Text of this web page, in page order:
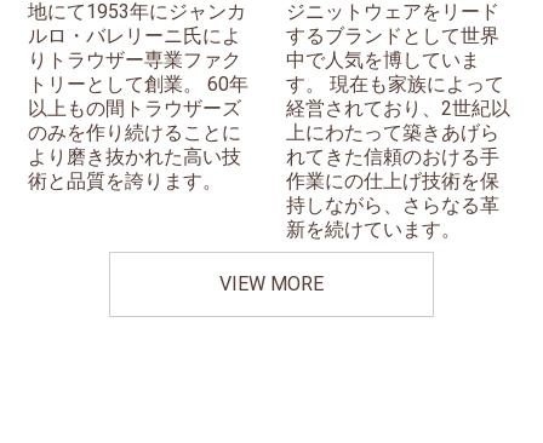
地にて1953年にジャンカ
ルロ・バレリーニ氏によ
りトラウザー専業ファク
トリーとして創業。 60年
以上もの間トラウザーズ
のみを作り続けることに
より磨き抜かれた高い技
術と品質を誇ります。
ジニットウェアをリード
するブランドとして世界
中で人気を博していま
す。 現在も家族によって
経営されており、2世紀以
上にわたって築きあげら
れてきた信頼のおける手
作業にの仕上げ技術を保
持しながら、さらなる革
新を続けています。
VIEW MORE